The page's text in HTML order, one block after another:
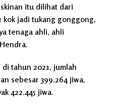
itu dilihat dari
kok jadi tukang gonggong,
tenaga ahli, ahli
tahun 2021, jumlah
sebesar 399.264 jiwa,
422.445 jiwa.